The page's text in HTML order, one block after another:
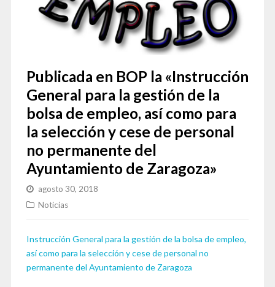
Publicada en BOP la «Instrucción
General para la gestión de la
bolsa de empleo, así como para
la selección y cese de personal
no permanente del
Ayuntamiento de Zaragoza»
agosto 30, 2018
Noticias
Instrucción General para la gestión de la bolsa de empleo,
así como para la selección y cese de personal no
permanente del Ayuntamiento de Zaragoza